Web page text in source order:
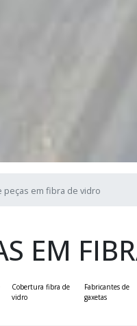
peças em fibra de vidro
EM
Cobertura fibra de
vidro
Fabricantes de
gaxetas